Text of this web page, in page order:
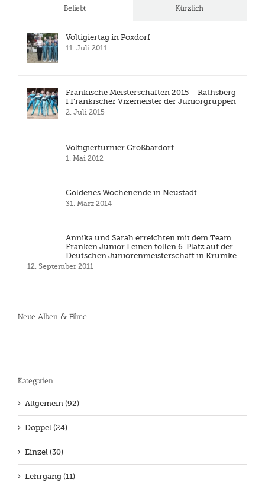
Beliebt Kürzlich
Voltigiertag in Poxdorf
11. Juli 2011
Fränkische Meisterschaften 2015 – Rathsberg
I Fränkischer Vizemeister der Juniorgruppen
2. Juli 2015
Voltigierturnier Großbardorf
1. Mai 2012
Goldenes Wochenende in Neustadt
31. März 2014
Annika und Sarah erreichten mit dem Team
Franken Junior I einen tollen 6. Platz auf der
Deutschen Juniorenmeisterschaft in Krumke
12. September 2011
Neue Alben & Filme
Kategorien
Allgemein (92)
Doppel (24)
Einzel (30)
Lehrgang (11)